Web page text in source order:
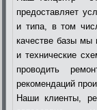
предоставляет
и типа, в том
качестве базы мы
и технические
проводить
рекомендаций
Наши клиенты,